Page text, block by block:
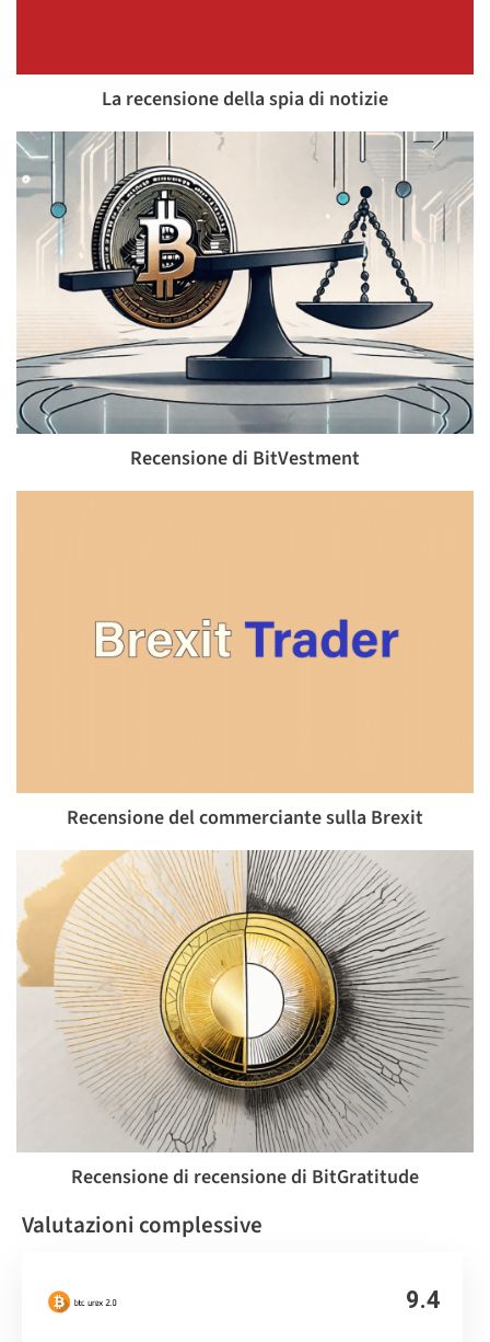
La recensione della spia di notizie
Recensione di BitVestment
Recensione del commerciante sulla Brexit
Recensione di recensione di BitGratitude
Valutazioni complessive
9.4